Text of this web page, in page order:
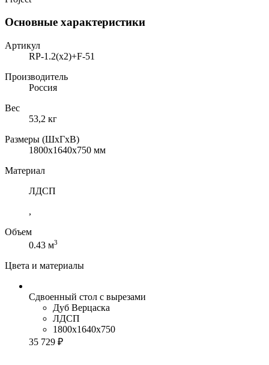
Основные характеристики
Артикул
RP-1.2(x2)+F-51
Производитель
Россия
Вес
53,2 кг
Размеры (ШхГхВ)
1800x1640x750 мм
Материал
ЛДСП
,
Объем
0.43 м3
Цвета и материалы
Сдвоенный стол с вырезами
Дуб Верцаска
ЛДСП
1800x1640x750
35 729 ₽